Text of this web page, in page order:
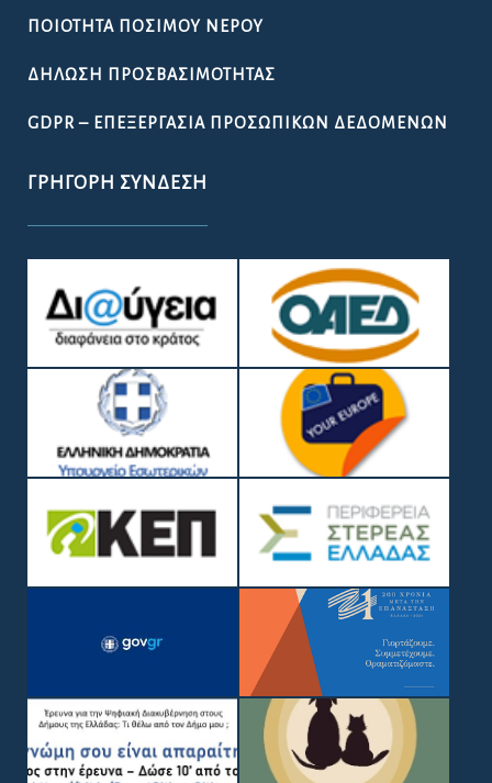
ΠΟΙΌΤΗΤΑ ΠΌΣΙΜΟΥ ΝΕΡΟΎ
ΔΉΛΩΣΗ ΠΡΟΣΒΑΣΙΜΌΤΗΤΑΣ
GDPR – ΕΠΕΞΕΡΓΑΣΙΑ ΠΡΟΣΩΠΙΚΩΝ ΔΕΔΟΜΕΝΩΝ
ΓΡΉΓΟΡΗ ΣΎΝΔΕΣΗ